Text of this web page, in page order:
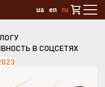
ua en ru
В СОЦСЕТЯХ